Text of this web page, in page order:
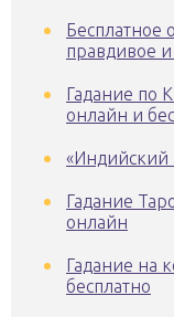
Бесплатное
правдивое и
Гадание по
онлайн и
«Индийский
Гадание
онлайн
Гадание на
бесплатно